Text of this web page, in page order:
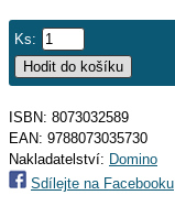
Ks:
ISBN: 8073032589
EAN: 9788073035730
Nakladatelství: Domino
Sdílejte na Facebooku